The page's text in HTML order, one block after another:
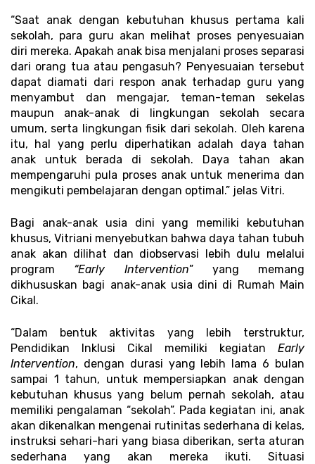
“Saat anak dengan kebutuhan khusus pertama kali
sekolah, para guru akan melihat proses penyesuaian
diri mereka. Apakah anak bisa menjalani proses separasi
dari orang tua atau pengasuh? Penyesuaian tersebut
dapat diamati dari respon anak terhadap guru yang
menyambut dan mengajar, teman-teman sekelas
maupun anak-anak di lingkungan sekolah secara
umum, serta lingkungan fisik dari sekolah. Oleh karena
itu, hal yang perlu diperhatikan adalah daya tahan
anak untuk berada di sekolah. Daya tahan akan
mempengaruhi pula proses anak untuk menerima dan
mengikuti pembelajaran dengan optimal.” jelas Vitri.
Bagi anak-anak usia dini yang memiliki kebutuhan
khusus, Vitriani menyebutkan bahwa daya tahan tubuh
anak akan dilihat dan diobservasi lebih dulu melalui
program “Early Intervention” yang memang
dikhususkan bagi anak-anak usia dini di Rumah Main
Cikal.
“Dalam bentuk aktivitas yang lebih terstruktur,
Pendidikan Inklusi Cikal memiliki kegiatan Early
Intervention, dengan durasi yang lebih lama 6 bulan
sampai 1 tahun, untuk mempersiapkan anak dengan
kebutuhan khusus yang belum pernah sekolah, atau
memiliki pengalaman “sekolah”. Pada kegiatan ini, anak
akan dikenalkan mengenai rutinitas sederhana di kelas,
instruksi sehari-hari yang biasa diberikan, serta aturan
sederhana yang akan mereka ikuti. Situasi